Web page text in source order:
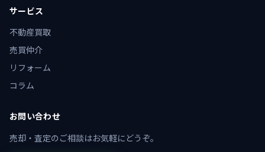
サービス
不動産買取
売買仲介
リフォーム
コラム
お問い合わせ
売却・査定のご相談はお気軽にどうぞ。